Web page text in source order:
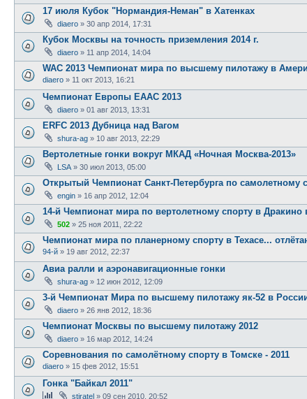
17 июля Кубок "Нормандия-Неман" в Хатенках
diaero » 30 апр 2014, 17:31
Кубок Москвы на точность приземления 2014 г.
diaero » 11 апр 2014, 14:04
WAC 2013 Чемпионат мира по высшему пилотажу в
diaero » 11 окт 2013, 16:21
Чемпионат Европы EAAC 2013
diaero » 01 авг 2013, 13:31
ERFC 2013 Дубница над Вагом
shura-ag » 10 авг 2013, 22:29
Вертолетные гонки вокруг МКАД «Ночная Москва-2013»
LSA » 30 июл 2013, 05:00
Открытый Чемпионат Санкт-Петербурга по самолетному
engin » 16 апр 2012, 12:04
14-й Чемпионат мира по вертолетному спорту в Дракино
502 » 25 ноя 2011, 22:22
Чемпионат мира по планерному спорту в Техасе...
94-й » 19 авг 2012, 22:37
Авиа ралли и аэронавигационные гонки
shura-ag » 12 июн 2012, 12:09
3-й Чемпионат Мира по высшему пилотажу як-52 в
diaero » 26 янв 2012, 18:36
Чемпионат Москвы по высшему пилотажу 2012
diaero » 16 мар 2012, 14:24
Соревнования по самолётному спорту в Томске - 2011
diaero » 15 фев 2012, 15:51
Гонка "Байкал 2011"
stiratel » 09 сен 2010, 20:52